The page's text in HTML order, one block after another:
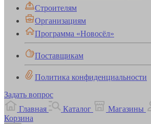
Строителям
Организациям
Программа «Новосёл»
Поставщикам
Политика конфиденциальности
Задать вопрос
Главная
Каталог Магазины
Корзина